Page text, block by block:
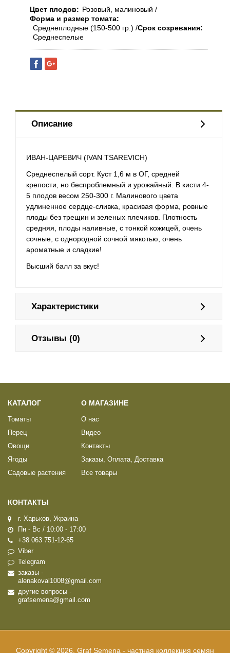
Цвет плодов
Розовый, малиновый
Форма и размер томата
Среднеплодные (150-500 гр.) Срок созревания
Среднеспелые
Описание
ИВАН-ЦАРЕВИЧ (IVAN TSAREVICH)
Среднеспелый сорт. Куст 1,6 м в ОГ, средней
крепости, но беспроблемный и урожайный. В кисти 4-
5 плодов весом 250-300 г. Малинового цвета
удлиненное сердце-сливка, красивая форма, ровные
плоды без трещин и зеленых плечиков. Плотность
средняя, плоды наливные, с тонкой кожицей, очень
сочные, с однородной сочной мякотью, очень
ароматные и сладкие!
Высший балл за вкус!
Характеристики
Отзывы (0)
КАТАЛОГ
Томаты
Перец
Овощи
Ягоды
Садовые растения
О МАГАЗИНЕ
О нас
Видео
Контакты
Заказы, Оплата, Доставка
Все товары
КОНТАКТЫ
г. Харьков, Украина
Пн - Вс / 10:00 - 17:00
+38 063 751-12-65
Viber
Telegram
заказы -
alenakoval1008@gmail.com
другие вопросы -
grafsemena@gmail.com
Copyright © 2026, Graf Semena - частная коллекция семян